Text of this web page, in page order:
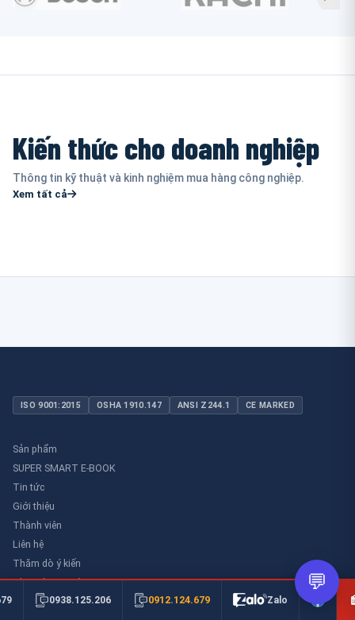
Kiến thức cho doanh nghiệp
Thông tin kỹ thuật và kinh nghiệm mua hàng công nghiệp.
Xem tất cả
ISO 9001:2015 OSHA 1910.147 ANSI Z244.1 CE MARKED
Sản phẩm
SUPER SMART E-BOOK
Tin tức
Giới thiệu
Thành viên
Liên hệ
Thăm dò ý kiến
Thư viên an toàn
0938.125.206 0912.124.679 Zalo
💬